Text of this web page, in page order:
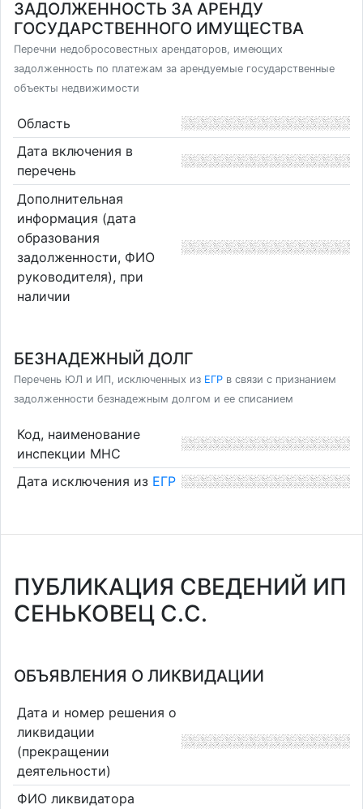
ЗАДОЛЖЕННОСТЬ ЗА АРЕНДУ
ГОСУДАРСТВЕННОГО ИМУЩЕСТВА
Перечни недобросовестных арендаторов, имеющих
задолженность по платежам за арендуемые государственные
объекты недвижимости
Область
Дата включения в
перечень
Дополнительная
информация (дата
образования
задолженности, ФИО
руководителя), при
наличии
БЕЗНАДЕЖНЫЙ ДОЛГ
Перечень ЮЛ и ИП, исключенных из ЕГР в связи с признанием
задолженности безнадежным долгом и ее списанием
Код, наименование
инспекции МНС
Дата исключения из ЕГР
ПУБЛИКАЦИЯ СВЕДЕНИЙ ИП
СЕНЬКОВЕЦ С.С.
ОБЪЯВЛЕНИЯ О ЛИКВИДАЦИИ
Дата и номер решения о
ликвидации
(прекращении
деятельности)
ФИО ликвидатора